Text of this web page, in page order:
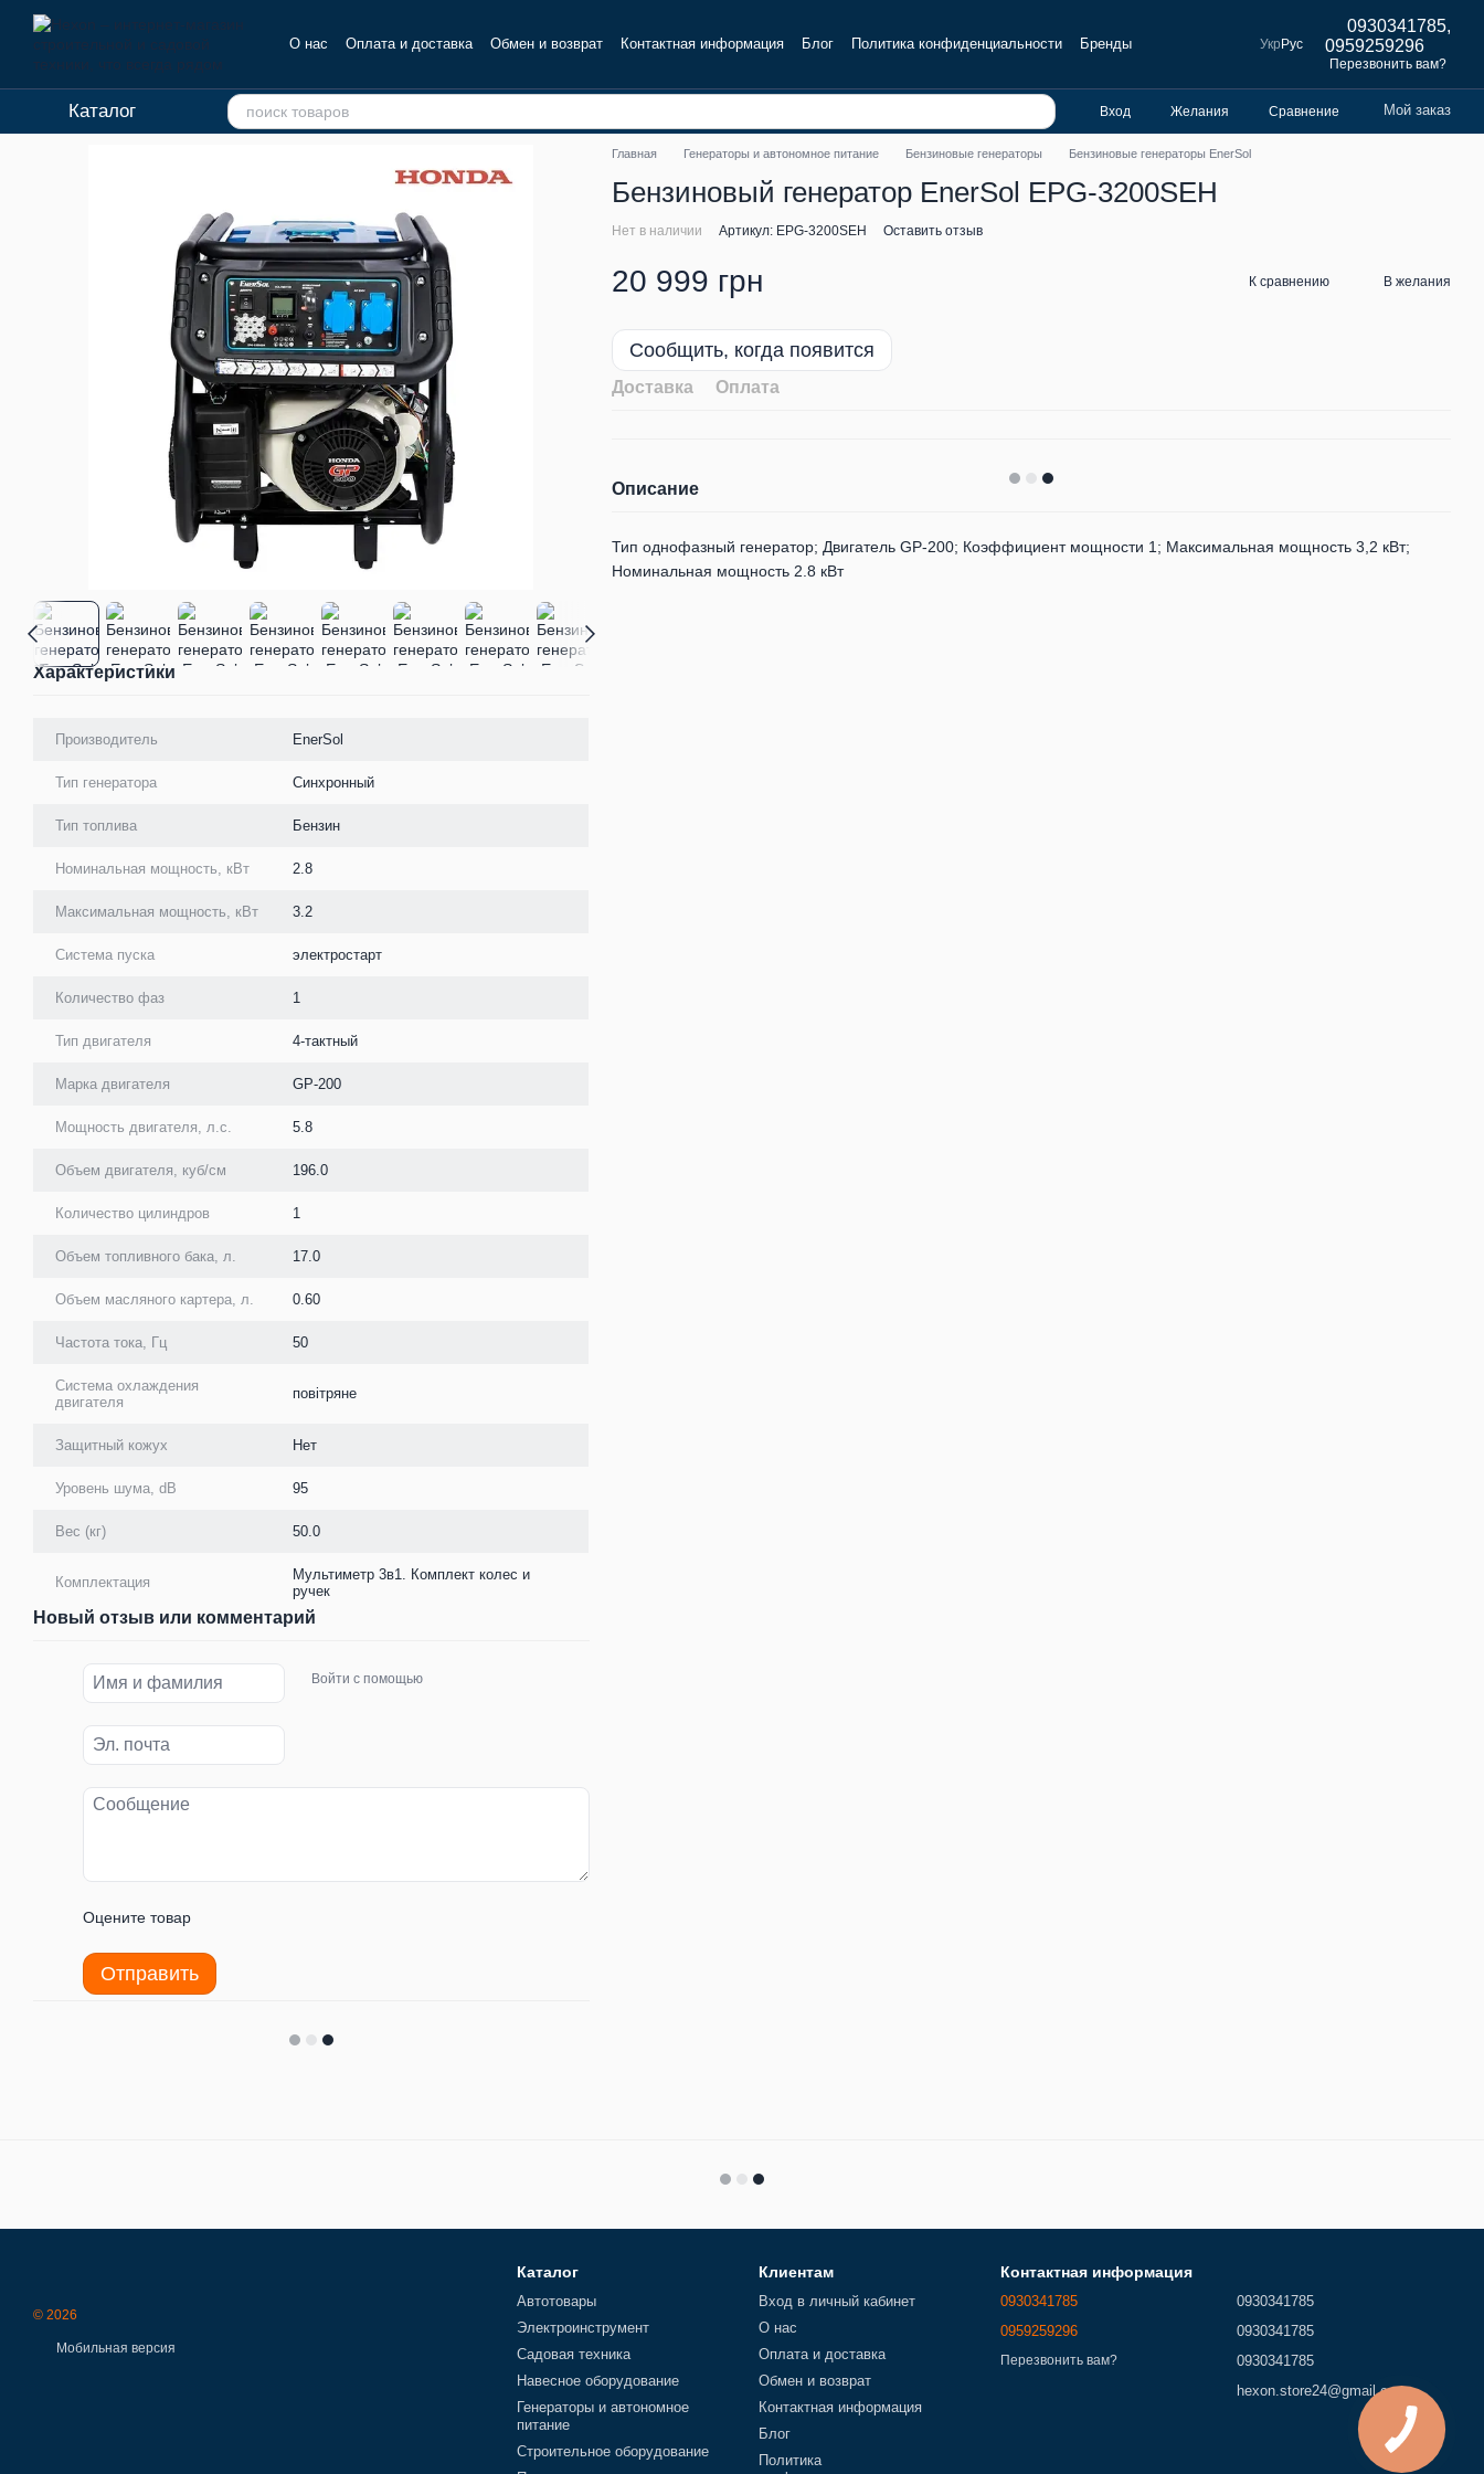
Перейти к основному контенту
О нас Оплата и доставка Обмен и возврат Контактная информация Блог Политика конфиденциальности
Бренды
Укр Рус
0930341785,
0959259296
Перезвонить вам?
Каталог Вход Желания Сравнение Мой заказ
Характеристики
Производитель EnerSol
Тип генератора Синхронный
Тип топлива Бензин
Номинальная мощность, кВт 2.8
Максимальная мощность, кВт 3.2
Система пуска электростарт
Количество фаз 1
Тип двигателя 4-тактный
Марка двигателя GP-200
Мощность двигателя, л.с. 5.8
Объем двигателя, куб/см 196.0
Количество цилиндров 1
Объем топливного бака, л. 17.0
Объем масляного картера, л. 0.60
Частота тока, Гц 50
Система охлаждения
двигателя
повітряне
Защитный кожух Нет
Уровень шума, dB 95
Вес (кг) 50.0
Комплектация
Мультиметр 3в1. Комплект колес и
ручек
Новый отзыв или комментарий
Войти с помощью
Оцените товар
Отправить
Главная Генераторы и автономное питание Бензиновые генераторы Бензиновые генераторы EnerSol
Бензиновый генератор EnerSol EPG-3200SEH
Нет в наличии Артикул: EPG-3200SEH Оставить отзыв
20 999 грн К сравнению В желания
Сообщить, когда появится
Доставка Оплата
Описание
Тип однофазный генератор; Двигатель GP-200; Коэффициент мощности 1; Максимальная мощность 3,2 кВт;
Номинальная мощность 2.8 кВт
© 2026
Мобильная версия
Каталог
Автотовары
Электроинструмент
Садовая техника
Навесное оборудование
Генераторы и автономное
питание
Строительное оборудование
Клиентам
Вход в личный кабинет
О нас
Оплата и доставка
Обмен и возврат
Контактная информация
Блог
Политика
Контактная информация
0930341785
0959259296
Перезвонить вам?
0930341785
0930341785
0930341785
hexon.store24@gmail.com